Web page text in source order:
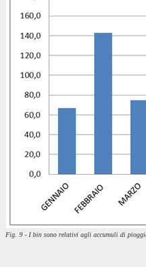
Fig. 9 - I bin sono relativi agli accumuli di